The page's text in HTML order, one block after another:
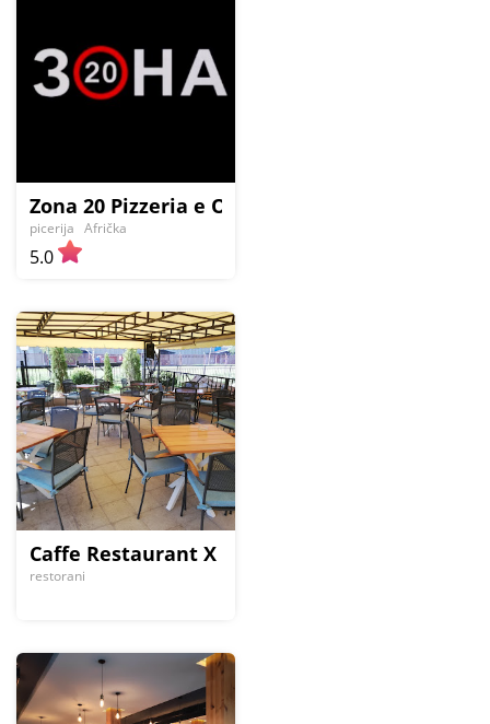
Zona 20 Pizzeria e Osteria Stepa
picerija Afrička
5.0
Caffe Restaurant X
restorani